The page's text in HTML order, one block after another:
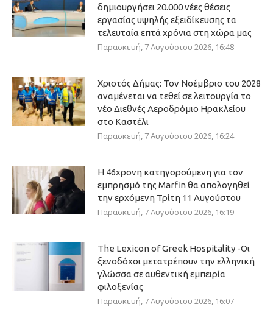
δημιουργήσει 20.000 νέες θέσεις
εργασίας υψηλής εξειδίκευσης τα
τελευταία επτά χρόνια στη χώρα μας
Παρασκευή, 7 Αυγούστου 2026, 16:48
Χριστός Δήμας: Τον Νοέμβριο του 2028
αναμένεται να τεθεί σε λειτουργία το
νέο Διεθνές Αεροδρόμιο Ηρακλείου
στο Καστέλι
Παρασκευή, 7 Αυγούστου 2026, 16:24
Η 46χρονη κατηγορούμενη για τον
εμπρησμό της Marfin θα απολογηθεί
την ερχόμενη Τρίτη 11 Αυγούστου
Παρασκευή, 7 Αυγούστου 2026, 16:19
The Lexicon of Greek Hospitality -Οι
ξενοδόχοι μετατρέπουν την ελληνική
γλώσσα σε αυθεντική εμπειρία
φιλοξενίας
Παρασκευή, 7 Αυγούστου 2026, 16:07